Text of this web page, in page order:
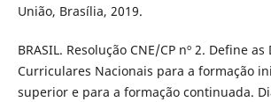
União, Brasília, 2019.
BRASIL. Resolução CNE/CP nº 2. Define
Curriculares Nacionais para a formação
superior e para a formação continuada.